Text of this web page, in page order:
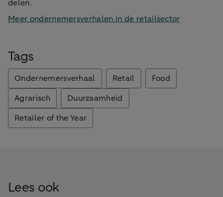
delen.
Meer ondernemersverhalen in de retailsector
Tags
Ondernemersverhaal Retail
Food
Agrarisch
Duurzaamheid
Retailer of the Year
Lees ook